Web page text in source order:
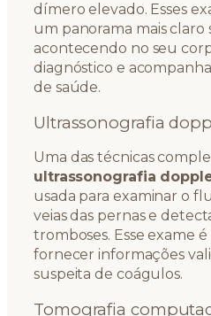
dímero elevado. Esses
um panorama mais claro
acontecendo no seu
diagnóstico e
de saúde.
Ultrassonografia
Uma das técnicas
ultrassonografia
usada para examinar o
veias das pernas e
tromboses. Esse exame
fornecer informações
suspeita de coágulos.
Tomografia